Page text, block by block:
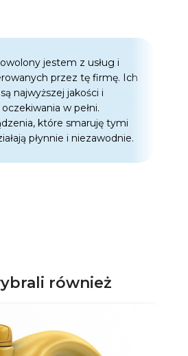
jestem z usług i
przez tę firmę. Ich
najwyższej jakości i
w pełni.
które smaruję tymi
płynnie i niezawodnie.
również